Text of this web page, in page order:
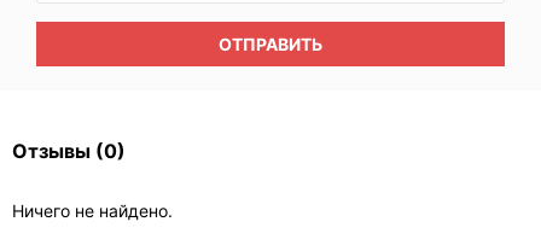
ОТПРАВИТЬ
Отзывы (0)
Ничего не найдено.